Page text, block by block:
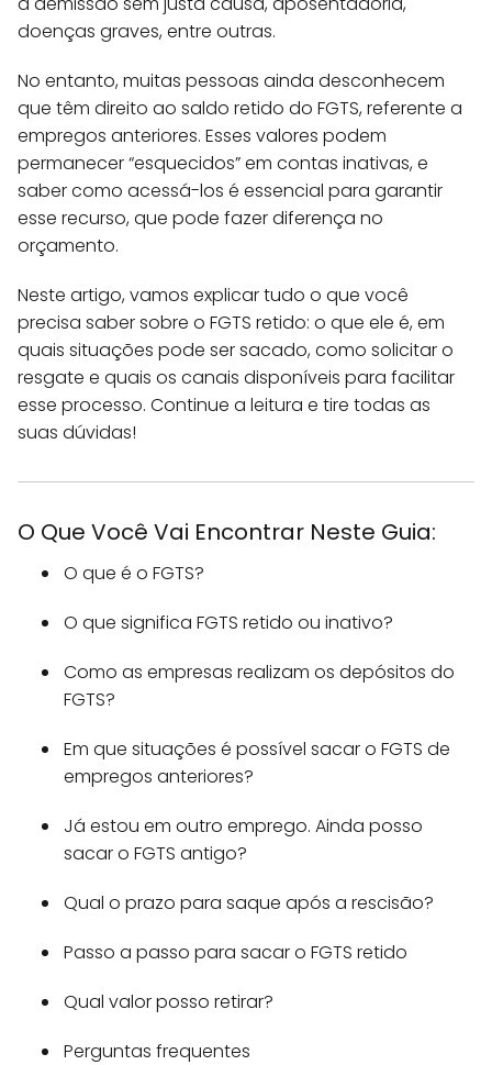
doenças graves, entre outras.
No entanto, muitas pessoas ainda desconhecem
que têm direito ao saldo retido do FGTS, referente a
empregos anteriores. Esses valores podem
permanecer “esquecidos” em contas inativas, e
saber como acessá-los é essencial para garantir
esse recurso, que pode fazer diferença no
orçamento.
Neste artigo, vamos explicar tudo o que você
precisa saber sobre o FGTS retido: o que ele é, em
quais situações pode ser sacado, como solicitar o
resgate e quais os canais disponíveis para facilitar
esse processo. Continue a leitura e tire todas as
suas dúvidas!
O Que Você Vai Encontrar Neste Guia:
O que é o FGTS?
O que significa FGTS retido ou inativo?
Como as empresas realizam os depósitos do
FGTS?
Em que situações é possível sacar o FGTS de
empregos anteriores?
Já estou em outro emprego. Ainda posso
sacar o FGTS antigo?
Qual o prazo para saque após a rescisão?
Passo a passo para sacar o FGTS retido
Qual valor posso retirar?
Perguntas frequentes